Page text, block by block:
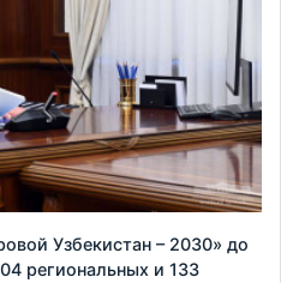
Узбекистан – 2030» до
региональных и 133